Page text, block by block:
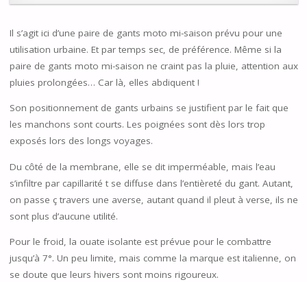
Il s’agit ici d’une paire de gants moto mi-saison prévu pour une
utilisation urbaine. Et par temps sec, de préférence. Même si la
paire de gants moto mi-saison ne craint pas la pluie, attention aux
pluies prolongées… Car là, elles abdiquent !
Son positionnement de gants urbains se justifient par le fait que
les manchons sont courts. Les poignées sont dès lors trop
exposés lors des longs voyages.
Du côté de la membrane, elle se dit imperméable, mais l’eau
s’infiltre par capillarité t se diffuse dans l’entièreté du gant. Autant,
on passe ç travers une averse, autant quand il pleut à verse, ils ne
sont plus d’aucune utilité.
Pour le froid, la ouate isolante est prévue pour le combattre
jusqu’à 7°. Un peu limite, mais comme la marque est italienne, on
se doute que leurs hivers sont moins rigoureux.